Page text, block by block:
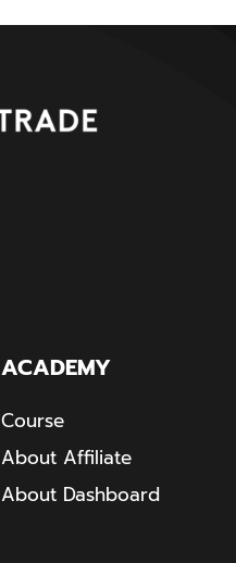
ACADEMY
Course
About Affiliate
About Dashboard